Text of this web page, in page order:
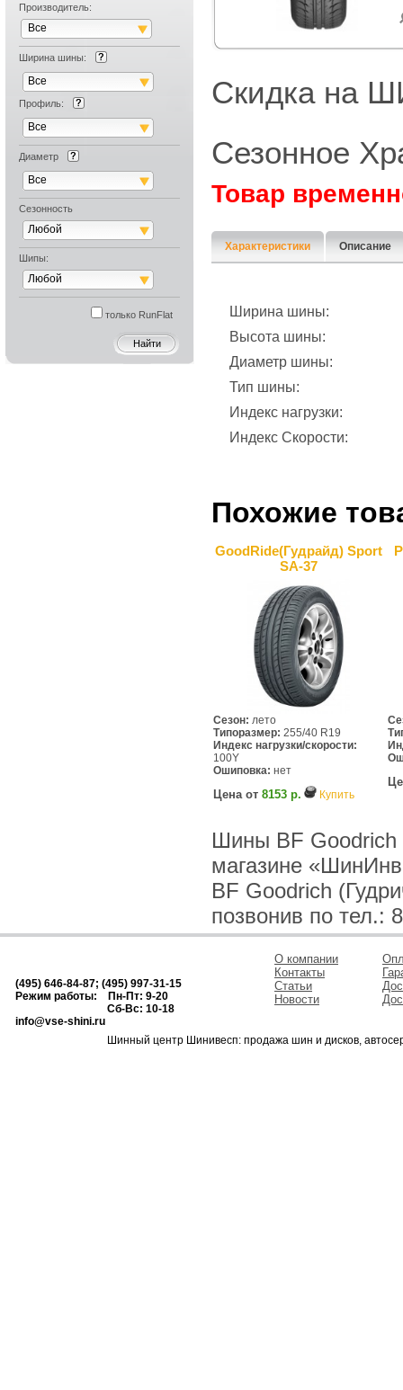
Производитель:
Все
Ширина шины:
Все
Профиль:
Все
Диаметр
Все
Сезонность
Любой
Шипы:
Любой
только RunFlat
Скидка на
Сезонное
Товар
Характеристики Описание
Ширина шины:
Высота шины:
Диаметр шины:
Тип шины:
Индекс нагрузки:
Индекс Скорости:
Похожие
GoodRide(Гудрайд) Sport
SA-37
Сезон: лето
Типоразмер: 255/40 R19
Индекс нагрузки/скорости:
100Y
Ошиповка: нет
Цена от 8153 р. Купить
Шины BF Goodrich
магазине
BF Goodrich
позвонив по тел.:
(495) 646-84-87; (495) 997-31-15
Режим работы: Пн-Пт: 9-20
Сб-Вс: 10-18
info@vse-shini.ru
О компании
Контакты
Статьи
Новости
Шинный центр Шинивесп: продажа шин и дисков,